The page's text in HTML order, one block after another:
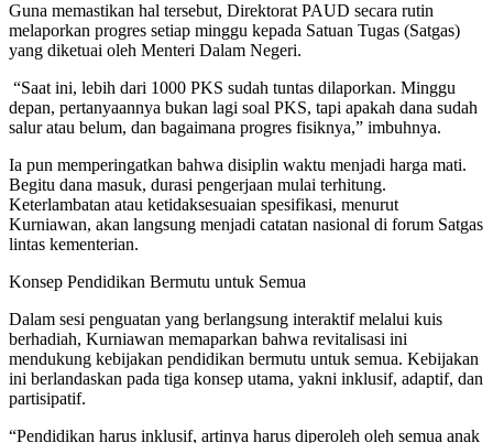
Guna memastikan hal tersebut, Direktorat PAUD secara rutin
melaporkan progres setiap minggu kepada Satuan Tugas (Satgas)
yang diketuai oleh Menteri Dalam Negeri.
“Saat ini, lebih dari 1000 PKS sudah tuntas dilaporkan. Minggu
depan, pertanyaannya bukan lagi soal PKS, tapi apakah dana sudah
salur atau belum, dan bagaimana progres fisiknya,” imbuhnya.
Ia pun memperingatkan bahwa disiplin waktu menjadi harga mati.
Begitu dana masuk, durasi pengerjaan mulai terhitung.
Keterlambatan atau ketidaksesuaian spesifikasi, menurut
Kurniawan, akan langsung menjadi catatan nasional di forum Satgas
lintas kementerian.
Konsep Pendidikan Bermutu untuk Semua
Dalam sesi penguatan yang berlangsung interaktif melalui kuis
berhadiah, Kurniawan memaparkan bahwa revitalisasi ini
mendukung kebijakan pendidikan bermutu untuk semua. Kebijakan
ini berlandaskan pada tiga konsep utama, yakni inklusif, adaptif, dan
partisipatif.
“Pendidikan harus inklusif, artinya harus diperoleh oleh semua anak